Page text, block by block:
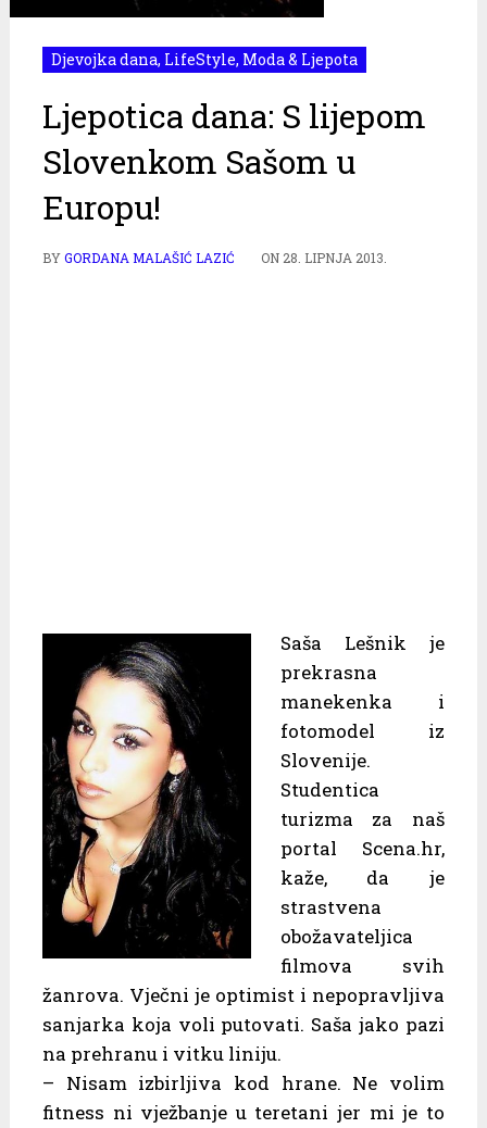
Djevojka dana, LifeStyle, Moda & Ljepota
Ljepotica dana: S lijepom
Slovenkom Sašom u
Europu!
BYGORDANA MALAŠIĆ LAZIĆ ON 28. LIPNJA 2013.
Saša Lešnik je
prekrasna
manekenka i
fotomodel iz
Slovenije.
Studentica
turizma za naš
portal Scena.hr,
kaže, da je
strastvena
obožavateljica
filmova svih
žanrova. Vječni je optimist i nepopravljiva
sanjarka koja voli putovati. Saša jako pazi
na prehranu i vitku liniju.
– Nisam izbirljiva kod hrane. Ne volim
fitness ni vježbanje u teretani jer mi je to